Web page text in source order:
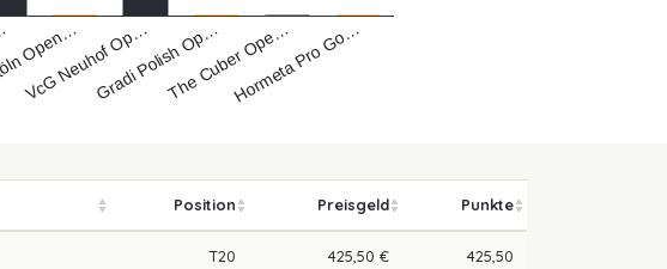
Open…
VcG Neuhof Op…Gradi Polish Op…The Cuber Ope…Hormeta Pro Go…
Position Preisgeld Punkte
T20 425,50 € 425,50